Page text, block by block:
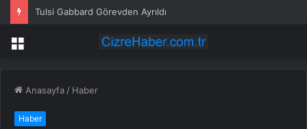
Tulsi Gabbard Görevden Ayrıldı
Menü
Anasayfa / Haber
Haber